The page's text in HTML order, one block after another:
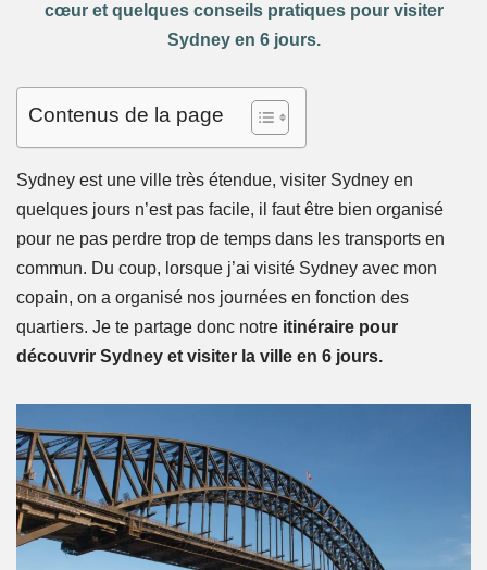
cœur et quelques conseils pratiques pour visiter
Sydney en 6 jours.
Contenus de la page
Sydney est une ville très étendue, visiter Sydney en
quelques jours n’est pas facile, il faut être bien organisé
pour ne pas perdre trop de temps dans les transports en
commun. Du coup, lorsque j’ai visité Sydney avec mon
copain, on a organisé nos journées en fonction des
quartiers. Je te partage donc notre itinéraire pour
découvrir Sydney et visiter la ville en 6 jours.